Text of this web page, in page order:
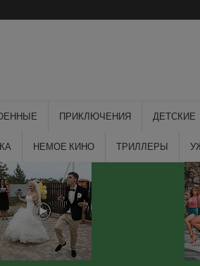
ПРИКЛЮЧЕНИЯ ДЕТСКИЕ
НЕМОЕ КИНО ТРИЛЛЕРЫ